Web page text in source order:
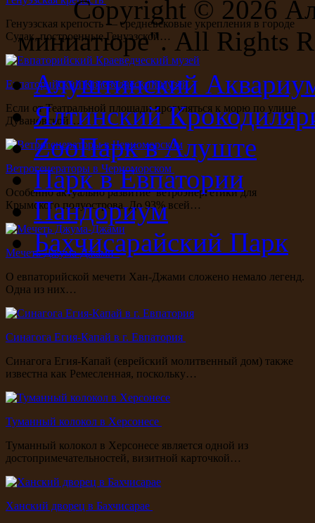
Генуэзская крепость — средневековые укрепления в городе
Судак, построенные Генуэзской…
Евпаторийский Краеведческий музей
Если от Театральной площади прогуляться к морю по улице
Дувановской…
Ветрогенераторы в Черноморском
Особенно актуально развитие ветроэнергетики для
Крымского полуострова. До 93% всей…
Мечеть Джума-Джами
О евпаторийской мечети Хан-Джами сложено немало легенд.
Одна из них…
Синагога Егия-Капай в г. Евпатория
Синагога Егия-Капай (еврейский молитвенный дом) также
известна как Ремесленная, поскольку…
Туманный колокол в Херсонесе
Туманный колокол в Херсонесе является одной из
достопримечательностей, визитной карточкой…
Ханский дворец в Бахчисарае
Copyright © 2026
миниатюре". All Rights
Алуштинский
Ялтинский
ZooПарк в Алуште
Парк в Евпатории
Пандориум
Бахчисарайский Парк